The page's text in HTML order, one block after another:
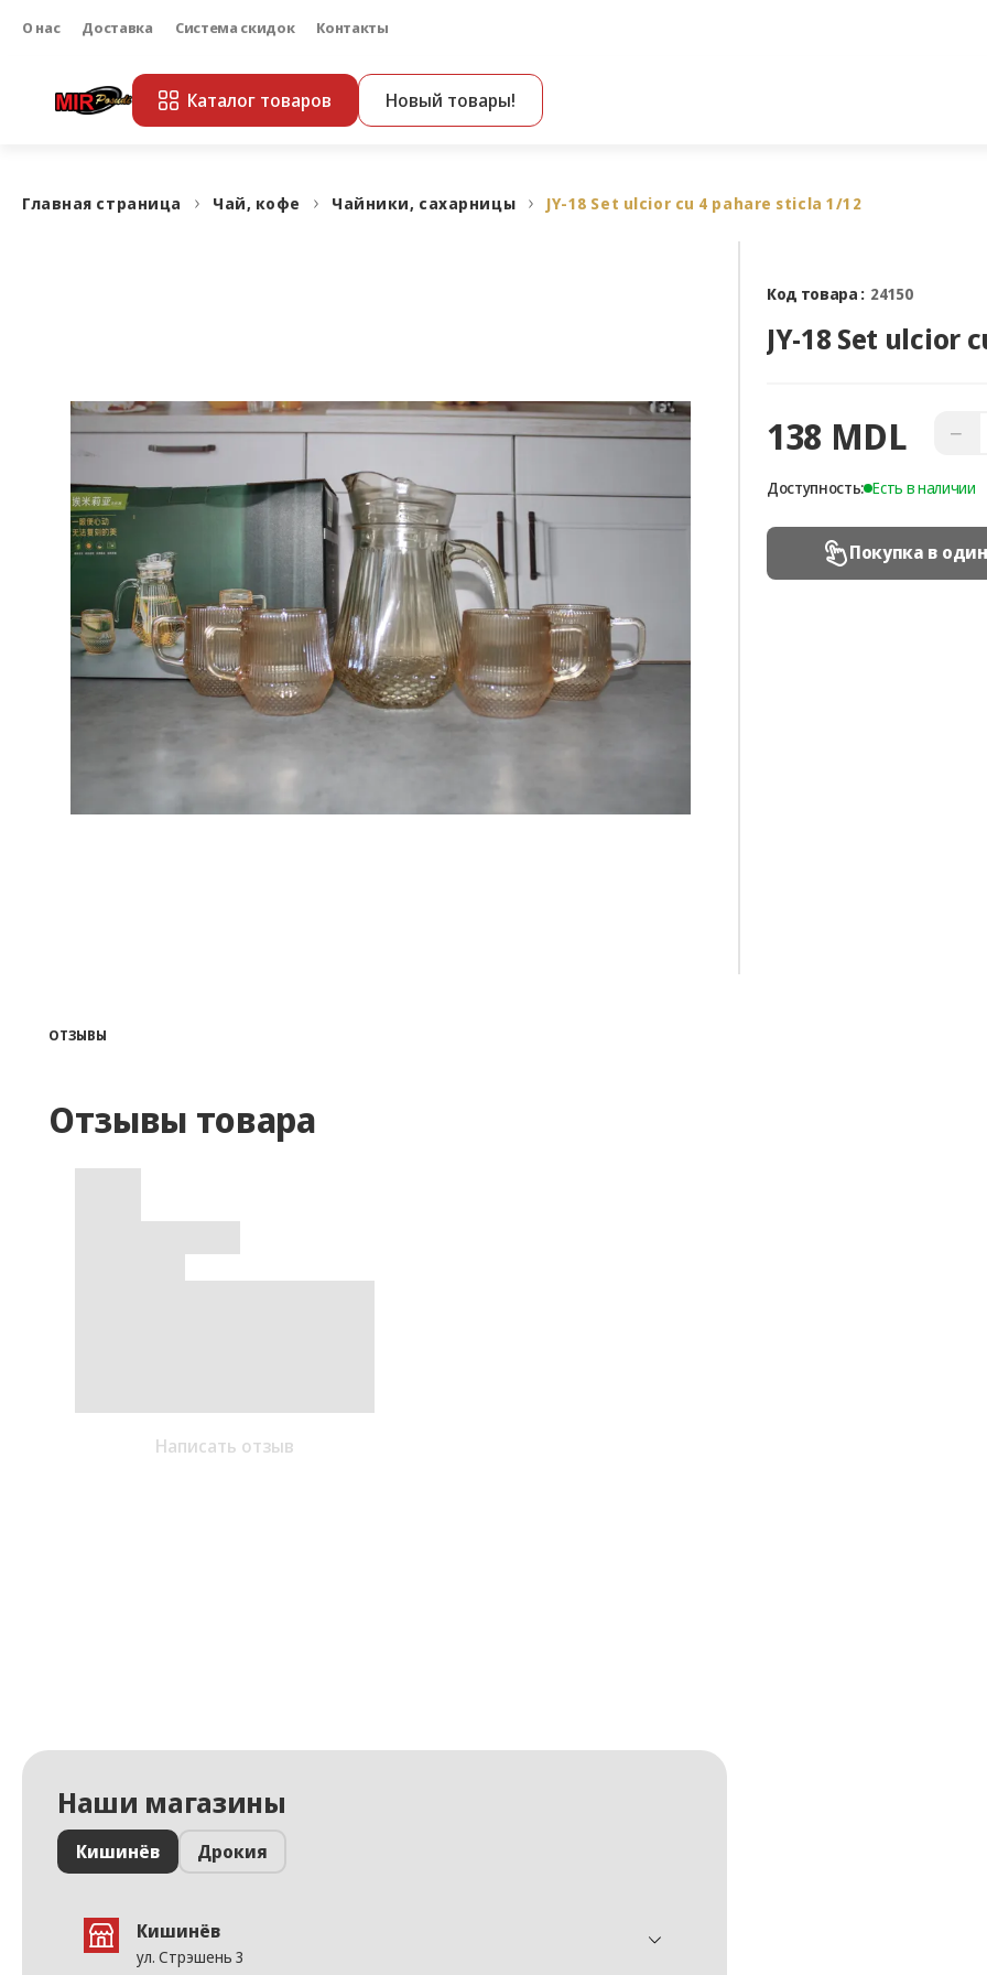
О нас Доставка Система скидок Контакты
Каталог товаров Новый товары!
Главная страница Чай, кофе Чайники, сахарницы JY-18 Set ulcior cu 4 pahare sticla 1/12
Код товара : 24150
JY-18 Set ulcior
138 MDL −
Доступность: Есть в наличии
Покупка в
ОТЗЫВЫ
Отзывы товара
Написать отзыв
Наши магазины
Кишинёв Дрокия
Кишинёв
ул. Стрэшень 3